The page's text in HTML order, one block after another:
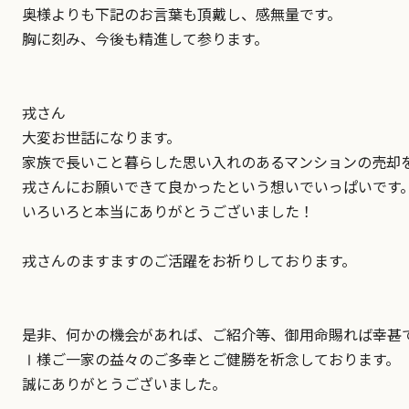
奥様よりも下記のお言葉も頂戴し、感無量です。
胸に刻み、今後も精進して参ります。
戎さん
大変お世話になります。
家族で長いこと暮らした思い入れのあるマンションの売却
戎さんにお願いできて良かったという想いでいっぱいです。
いろいろと本当にありがとうございました！
戎さんのますますのご活躍をお祈りしております。
是非、何かの機会があれば、ご紹介等、御用命賜れば幸甚
Ⅰ様ご一家の益々のご多幸とご健勝を祈念しております。
誠にありがとうございました。